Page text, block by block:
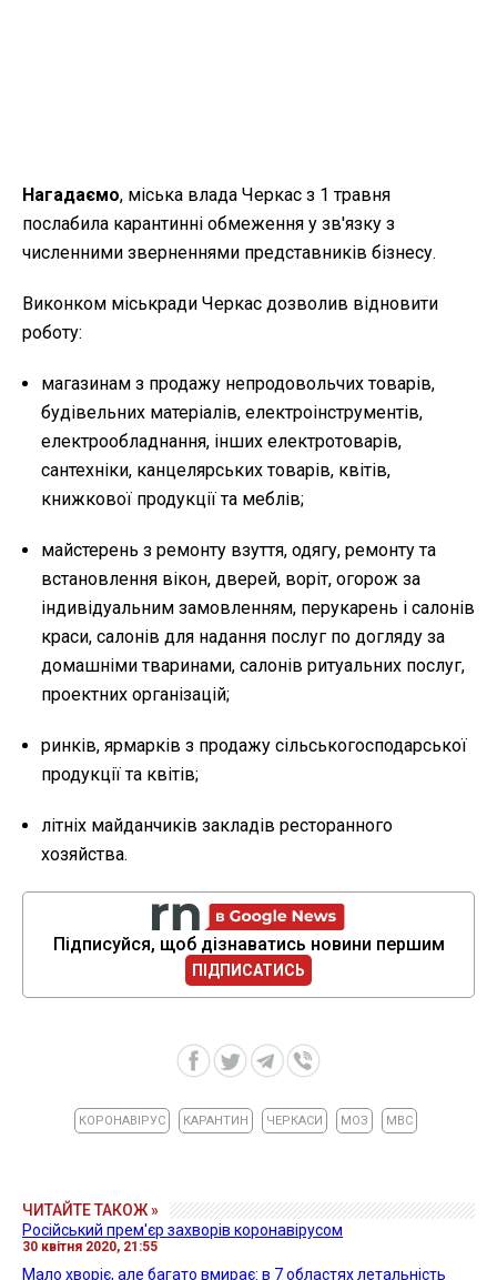
Нагадаємо, міська влада Черкас з 1 травня
послабила карантинні обмеження у зв'язку з
численними зверненнями представників бізнесу.
Виконком міськради Черкас дозволив відновити
роботу:
магазинам з продажу непродовольчих товарів,
будівельних матеріалів, електроінструментів,
електрообладнання, інших електротоварів,
сантехніки, канцелярських товарів, квітів,
книжкової продукції та меблів;
майстерень з ремонту взуття, одягу, ремонту та
встановлення вікон, дверей, воріт, огорож за
індивідуальним замовленням, перукарень і салонів
краси, салонів для надання послуг по догляду за
домашніми тваринами, салонів ритуальних послуг,
проектних організацій;
ринків, ярмарків з продажу сільськогосподарської
продукції та квітів;
літніх майданчиків закладів ресторанного
хозяйства.
Підписуйся, щоб дізнаватись новини першим
ПІДПИСАТИСЬ
КОРОНАВІРУС КАРАНТИН ЧЕРКАСИ МОЗ МВС
ЧИТАЙТЕ ТАКОЖ »
Російський прем'єр захворів коронавірусом
30 квітня 2020, 21:55
Мало хворіє, але багато вмирає: в 7 областях летальність